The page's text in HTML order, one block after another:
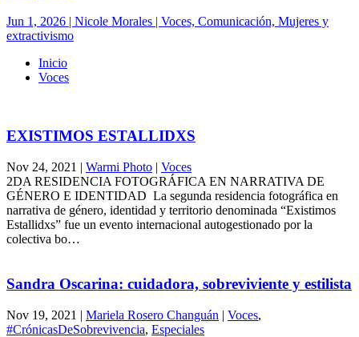
Jun 1, 2026 | Nicole Morales | Voces, Comunicación, Mujeres y
extractivismo
Inicio
Voces
EXISTIMOS ESTALLIDXS
Nov 24, 2021 | Warmi Photo | Voces
2DA RESIDENCIA FOTOGRÁFICA EN NARRATIVA DE
GÉNERO E IDENTIDAD La segunda residencia fotográfica en
narrativa de género, identidad y territorio denominada “Existimos
Estallidxs” fue un evento internacional autogestionado por la
colectiva bo…
Sandra Oscarina: cuidadora, sobreviviente y estilista
Nov 19, 2021 | Mariela Rosero Changuán | Voces,
#CrónicasDeSobrevivencia, Especiales